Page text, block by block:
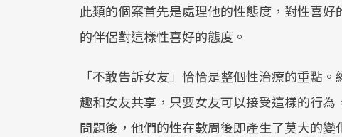
此類的個案首先是處理他的性態度，對性喜
的伴侶對這樣性喜好的態度。
「不敢告訴女友」恰恰是整個性治療的重點
趣和女友共享，只要女友可以接受這樣的行
問題後，他們的性在數周後即產生了莫大的